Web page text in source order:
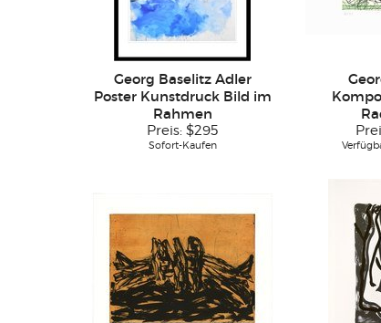
Georg Baselitz Adler
Poster Kunstdruck Bild im
Rahmen
Preis: $295
Sofort-Kaufen